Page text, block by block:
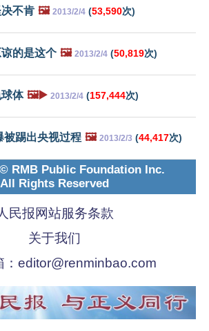
不肯 🖼️ 2013/2/4 (53,590次)
的是这个 🖼️ 2013/2/4 (50,819次)
体 🖼️▶️ 2013/2/4 (157,444次)
被踢出央视过程 🖼️ 2013/2/3 (44,417次)
RMB Public Foundation Inc.
All Rights Reserved
民报网站服务条款
关于我们
editor@renminbao.com